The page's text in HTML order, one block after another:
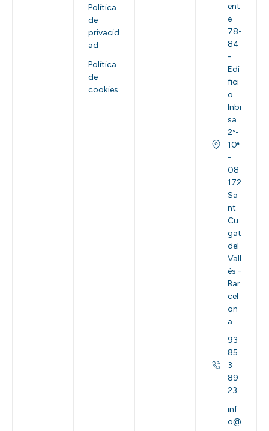
Política
de
privacid
ad
Política
de
cookies
ent
e
78-
84
-
Edi
fici
o
Inbi
sa
2º-
10ª
-
08
172
Sa
nt
Cu
gat
del
Vall
ès -
Bar
cel
on
a
93
85
3
89
23
inf
o@